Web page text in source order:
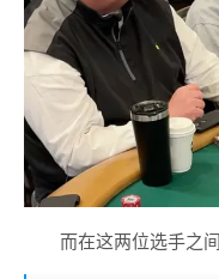
而在这两位选手之